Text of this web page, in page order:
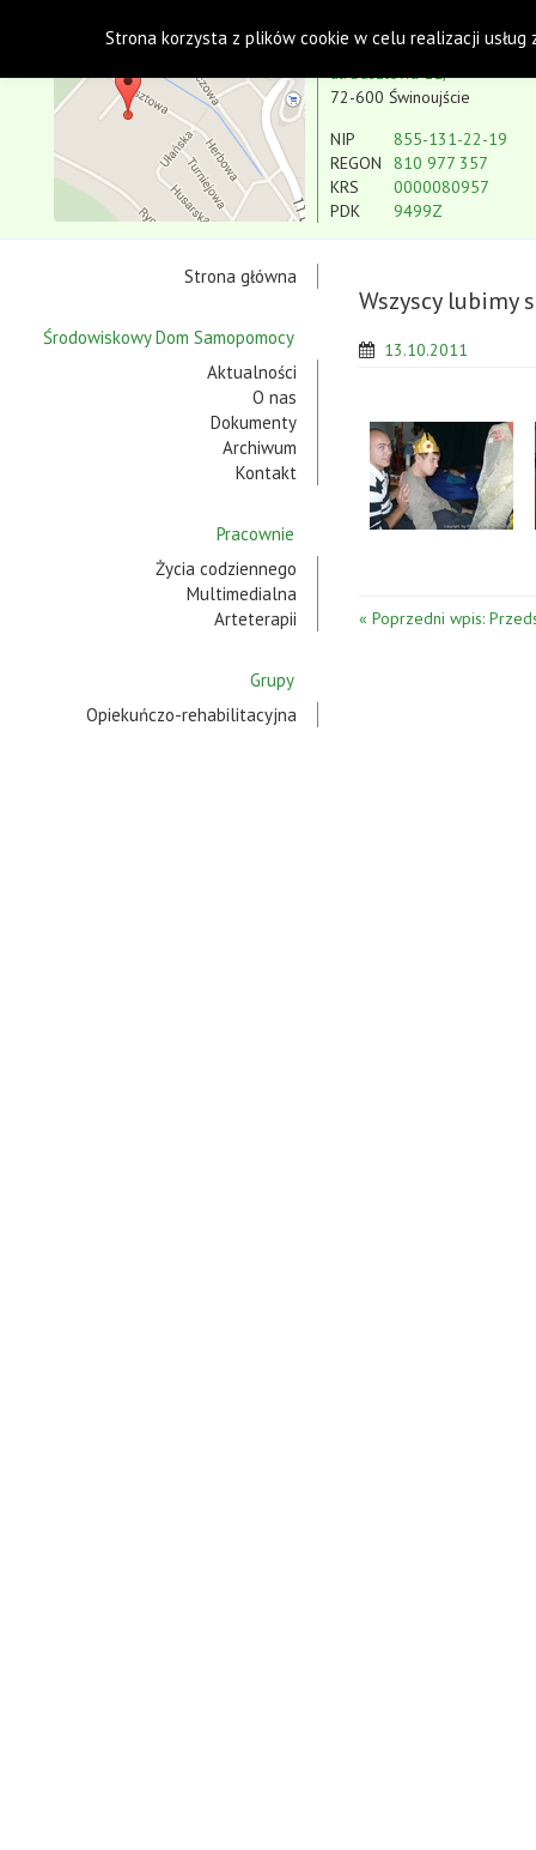
Koło w Świnoujściu
ul. Basztowa 11,
72-600 Świnoujście
NIP
REGON
KRS
PDK
855-131-22-19
810 977 357
0000080957
9499Z
Strona główna
Środowiskowy Dom Samopomocy
Aktualności
O nas
Dokumenty
Archiwum
Kontakt
Pracownie
Życia codziennego
Multimedialna
Arteterapii
Grupy
Opiekuńczo-rehabilitacyjna
Wszyscy lubimy
13.10.2011
« Poprzedni wpis:
Strona korzysta z plików cookie w celu realizacji usług